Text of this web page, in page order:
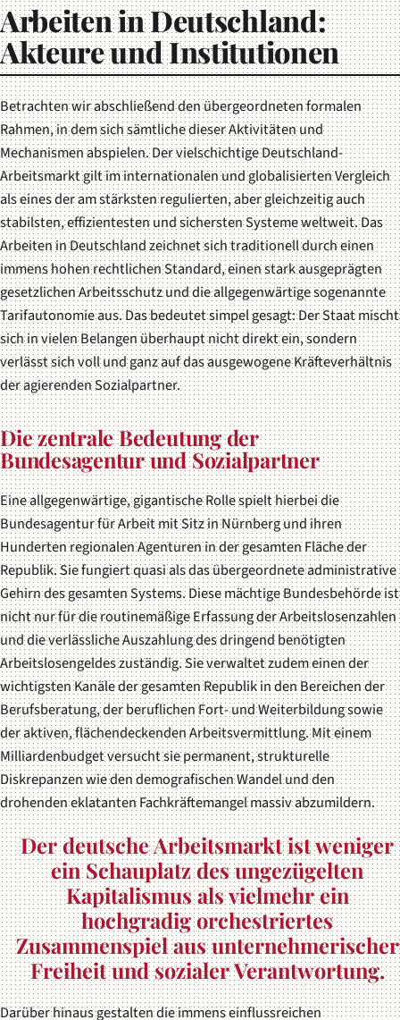
Arbeiten in Deutschland:
Akteure und Institutionen
Betrachten wir abschließend den übergeordneten formalen
Rahmen, in dem sich sämtliche dieser Aktivitäten und
Mechanismen abspielen. Der vielschichtige Deutschland-
Arbeitsmarkt gilt im internationalen und globalisierten Vergleich
als eines der am stärksten regulierten, aber gleichzeitig auch
stabilsten, effizientesten und sichersten Systeme weltweit. Das
Arbeiten in Deutschland zeichnet sich traditionell durch einen
immens hohen rechtlichen Standard, einen stark ausgeprägten
gesetzlichen Arbeitsschutz und die allgegenwärtige sogenannte
Tarifautonomie aus. Das bedeutet simpel gesagt: Der Staat mischt
sich in vielen Belangen überhaupt nicht direkt ein, sondern
verlässt sich voll und ganz auf das ausgewogene Kräfteverhältnis
der agierenden Sozialpartner.
Die zentrale Bedeutung der
Bundesagentur und Sozialpartner
Eine allgegenwärtige, gigantische Rolle spielt hierbei die
Bundesagentur für Arbeit mit Sitz in Nürnberg und ihren
Hunderten regionalen Agenturen in der gesamten Fläche der
Republik. Sie fungiert quasi als das übergeordnete administrative
Gehirn des gesamten Systems. Diese mächtige Bundesbehörde ist
nicht nur für die routinemäßige Erfassung der Arbeitslosenzahlen
und die verlässliche Auszahlung des dringend benötigten
Arbeitslosengeldes zuständig. Sie verwaltet zudem einen der
wichtigsten Kanäle der gesamten Republik in den Bereichen der
Berufsberatung, der beruflichen Fort- und Weiterbildung sowie
der aktiven, flächendeckenden Arbeitsvermittlung. Mit einem
Milliardenbudget versucht sie permanent, strukturelle
Diskrepanzen wie den demografischen Wandel und den
drohenden eklatanten Fachkräftemangel massiv abzumildern.
Der deutsche Arbeitsmarkt ist weniger
ein Schauplatz des ungezügelten
Kapitalismus als vielmehr ein
hochgradig orchestriertes
Zusammenspiel aus unternehmerischer
Freiheit und sozialer Verantwortung.
Darüber hinaus gestalten die immens einflussreichen